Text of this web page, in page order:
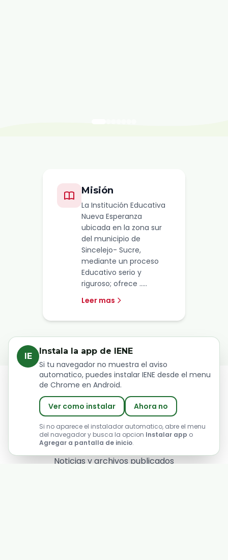
Misión
La Institución Educativa
Nueva Esperanza
ubicada en la zona sur
del municipio de
Sincelejo- Sucre,
mediante un proceso
Educativo serio y
riguroso; ofrece .....
Leer mas
PUBLICACIONES RECIENTES
Ultimas
Novedades
Noticias y archivos publicados
IE
Instala la app de IENE
Si tu navegador no muestra el aviso
automatico, puedes instalar IENE desde el menu
de Chrome en Android.
Ver como instalar Ahora no
Si no aparece el instalador automatico, abre el menu
del navegador y busca la opcion Instalar app o
Agregar a pantalla de inicio.